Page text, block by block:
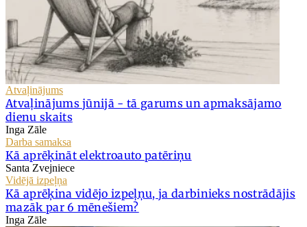
Atvaļinājums
Atvaļinājums jūnijā - tā garums un apmaksājamo
dienu skaits
Inga Zāle
Darba samaksa
Kā aprēķināt elektroauto patēriņu
Santa Zvejniece
Vidējā izpeļņa
Kā aprēķina vidējo izpeļņu, ja darbinieks nostrādājis
mazāk par 6 mēnešiem?
Inga Zāle